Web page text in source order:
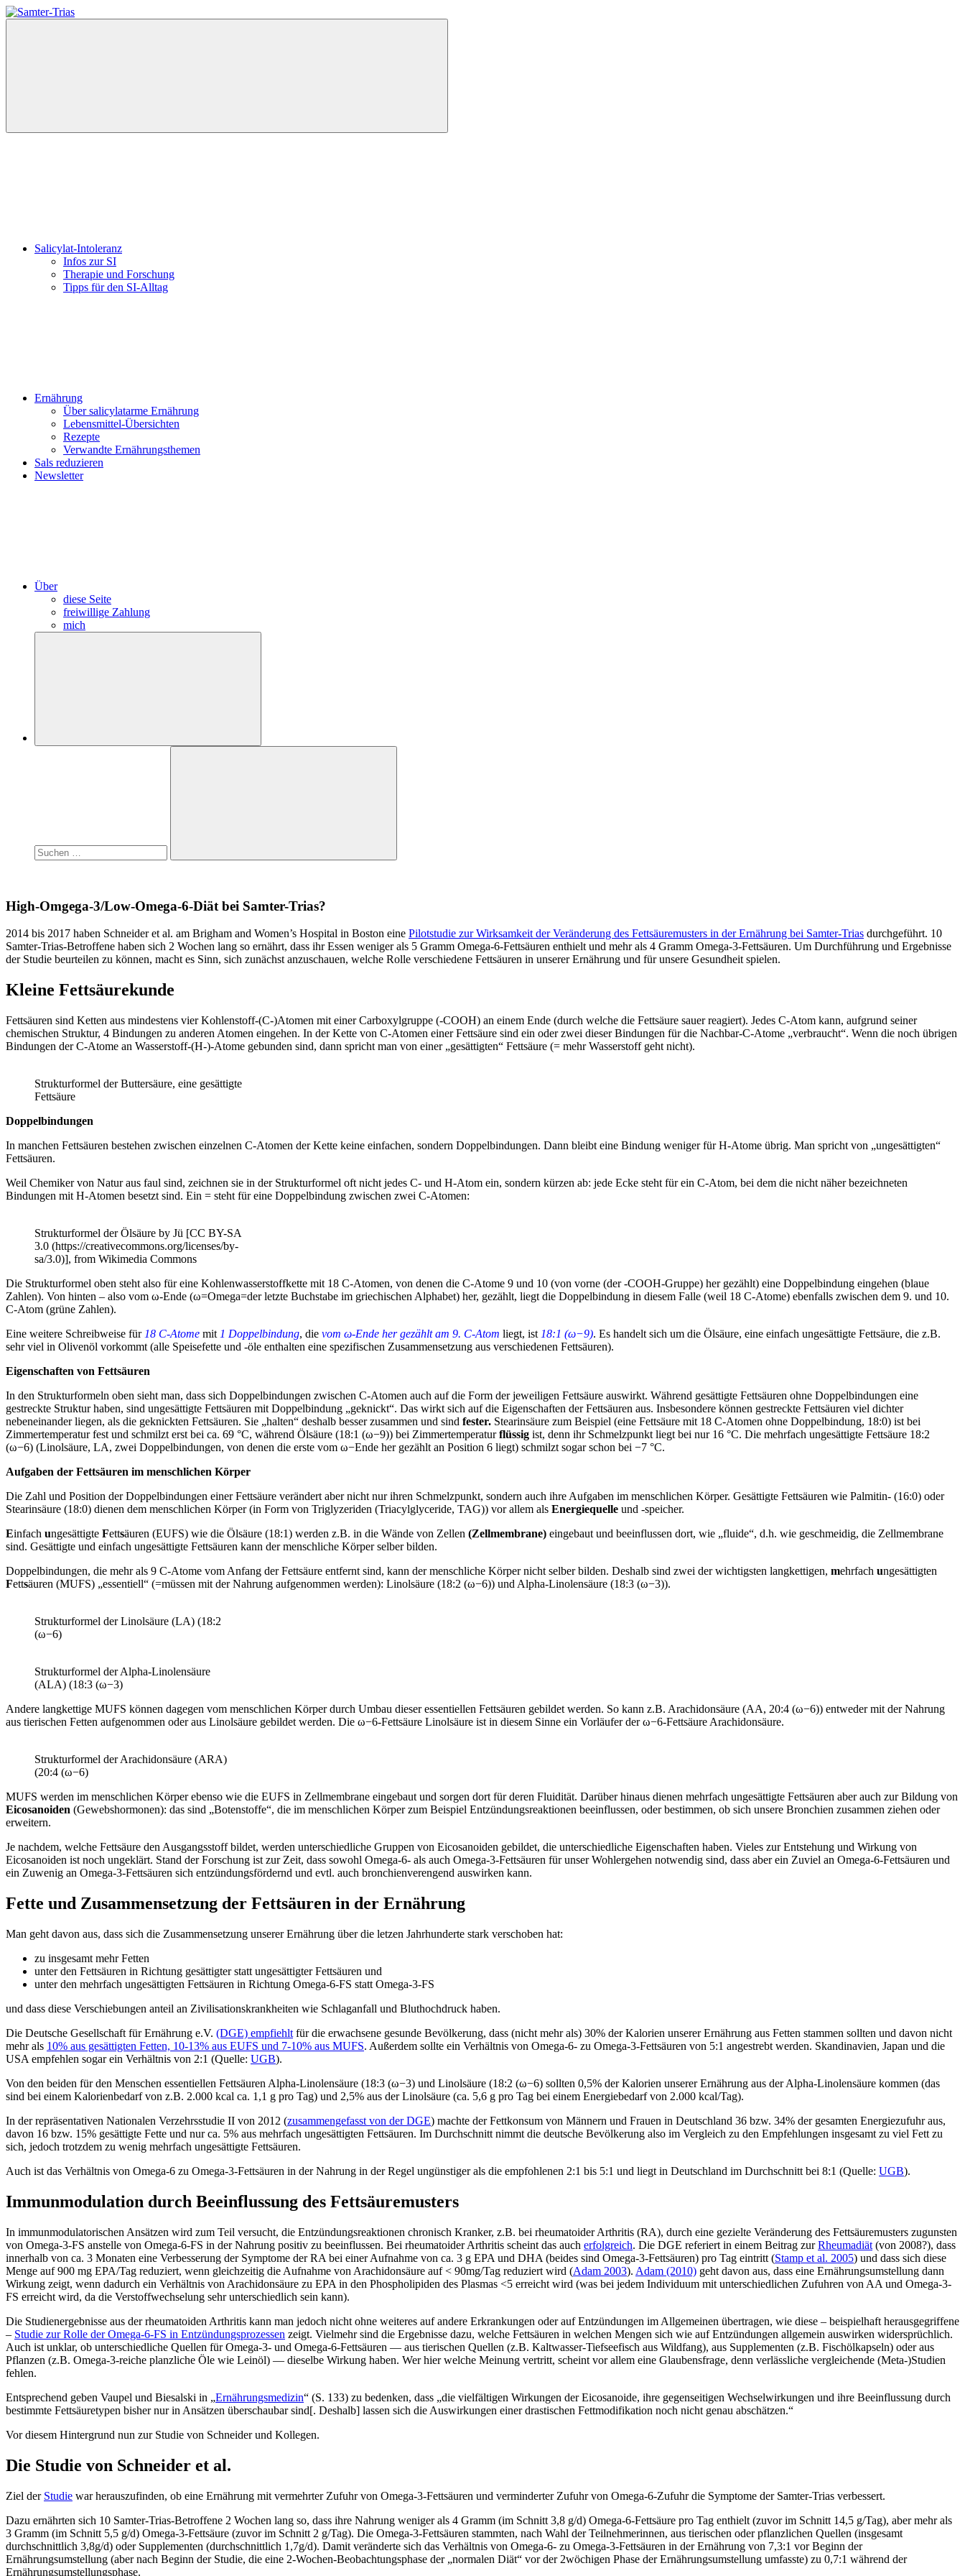
Zum
Inhalt
Menü
Salicylat-Intoleranz
Infos zur SI
Therapie und Forschung
Tipps für den SI-Alltag
Ernährung
Über salicylatarme Ernährung
Lebensmittel-Übersichten
Rezepte
Verwandte Ernährungsthemen
Sals reduzieren
Newsletter
Über
diese Seite
freiwillige Zahlung
mich
Suchen
High-Omgega-3/Low-Omega-6-Diät bei Samter-Trias?
2014 bis 2017 haben Schneider et al. am Brigham and Women’s Hospital in Boston eine Pilotstudie zur Wirksamkeit der Veränderung des Fettsäuremusters in der Ernährung bei Samter-Trias durchgeführt. 10
Samter-Trias-Betroffene haben sich 2 Wochen lang so ernährt, dass ihr Essen weniger als 5 Gramm Omega-6-Fettsäuren enthielt und mehr als 4 Gramm Omega-3-Fettsäuren. Um Durchführung und Ergebnisse
der Studie beurteilen zu können, macht es Sinn, sich zunächst anzuschauen, welche Rolle verschiedene Fettsäuren in unserer Ernährung und für unsere Gesundheit spielen.
Kleine Fettsäurekunde
Fettsäuren sind Ketten aus mindestens vier Kohlenstoff-(C-)Atomen mit einer Carboxylgruppe (-COOH) an einem Ende (durch welche die Fettsäure sauer reagiert). Jedes C-Atom kann, aufgrund seiner
chemischen Struktur, 4 Bindungen zu anderen Atomen eingehen. In der Kette von C-Atomen einer Fettsäure sind ein oder zwei dieser Bindungen für die Nachbar-C-Atome „verbraucht“. Wenn die noch übrigen
Bindungen der C-Atome an Wasserstoff-(H-)-Atome gebunden sind, dann spricht man von einer „gesättigten“ Fettsäure (= mehr Wasserstoff geht nicht).
Strukturformel der Buttersäure, eine gesättigte
Fettsäure
Doppelbindungen
In manchen Fettsäuren bestehen zwischen einzelnen C-Atomen der Kette keine einfachen, sondern Doppelbindungen. Dann bleibt eine Bindung weniger für H-Atome übrig. Man spricht von „ungesättigten“
Fettsäuren.
Weil Chemiker von Natur aus faul sind, zeichnen sie in der Strukturformel oft nicht jedes C- und H-Atom ein, sondern kürzen ab: jede Ecke steht für ein C-Atom, bei dem die nicht näher bezeichneten
Bindungen mit H-Atomen besetzt sind. Ein = steht für eine Doppelbindung zwischen zwei C-Atomen:
Strukturformel der Ölsäure by Jü [CC BY-SA
3.0 (https://creativecommons.org/licenses/by-
sa/3.0)], from Wikimedia Commons
Die Strukturformel oben steht also für eine Kohlenwasserstoffkette mit 18 C-Atomen, von denen die C-Atome 9 und 10 (von vorne (der -COOH-Gruppe) her gezählt) eine Doppelbindung eingehen (blaue
Zahlen). Von hinten – also vom ω-Ende (ω=Omega=der letzte Buchstabe im griechischen Alphabet) her, gezählt, liegt die Doppelbindung in diesem Falle (weil 18 C-Atome) ebenfalls zwischen dem 9. und 10.
C-Atom (grüne Zahlen).
Eine weitere Schreibweise für 18 C-Atome mit 1 Doppelbindung, die vom ω-Ende her gezählt am 9. C-Atom liegt, ist 18:1 (ω−9). Es handelt sich um die Ölsäure, eine einfach ungesättigte Fettsäure, die z.B.
sehr viel in Olivenöl vorkommt (alle Speisefette und -öle enthalten eine spezifischen Zusammensetzung aus verschiedenen Fettsäuren).
Eigenschaften von Fettsäuren
In den Strukturformeln oben sieht man, dass sich Doppelbindungen zwischen C-Atomen auch auf die Form der jeweiligen Fettsäure auswirkt. Während gesättigte Fettsäuren ohne Doppelbindungen eine
gestreckte Struktur haben, sind ungesättigte Fettsäuren mit Doppelbindung „geknickt“. Das wirkt sich auf die Eigenschaften der Fettsäuren aus. Insbesondere können gestreckte Fettsäuren viel dichter
nebeneinander liegen, als die geknickten Fettsäuren. Sie „halten“ deshalb besser zusammen und sind fester. Stearinsäure zum Beispiel (eine Fettsäure mit 18 C-Atomen ohne Doppelbindung, 18:0) ist bei
Zimmertemperatur fest und schmilzt erst bei ca. 69 °C, während Ölsäure (18:1 (ω−9)) bei Zimmertemperaturflüssig ist, denn ihr Schmelzpunkt liegt bei nur 16 °C. Die mehrfach ungesättigte Fettsäure 18:2
(ω−6) (Linolsäure, LA, zwei Doppelbindungen, von denen die erste vom ω−Ende her gezählt an Position 6 liegt) schmilzt sogar schon bei −7 °C.
Aufgaben der Fettsäuren im menschlichen Körper
Die Zahl und Position der Doppelbindungen einer Fettsäure verändert aber nicht nur ihren Schmelzpunkt, sondern auch ihre Aufgaben im menschlichen Körper. Gesättigte Fettsäuren wie Palmitin- (16:0) oder
Stearinsäure (18:0) dienen dem menschlichen Körper (in Form von Triglyzeriden (Triacylglyceride, TAG)) vor allem als Energiequelle und -speicher.
Einfach ungesättigte Fettsäuren (EUFS) wie die Ölsäure (18:1) werden z.B. in die Wände von Zellen (Zellmembrane) eingebaut und beeinflussen dort, wie „fluide“, d.h. wie geschmeidig, die Zellmembrane
sind. Gesättigte und einfach ungesättigte Fettsäuren kann der menschliche Körper selber bilden.
Doppelbindungen, die mehr als 9 C-Atome vom Anfang der Fettsäure entfernt sind, kann der menschliche Körper nicht selber bilden. Deshalb sind zwei der wichtigsten langkettigen, mehrfach ungesättigten
Fettsäuren (MUFS) „essentiell“ (=müssen mit der Nahrung aufgenommen werden): Linolsäure (18:2 (ω−6)) und Alpha-Linolensäure (18:3 (ω−3)).
Strukturformel der Linolsäure (LA) (18:2
(ω−6)
Strukturformel der Alpha-Linolensäure
(ALA) (18:3 (ω−3)
Andere langkettige MUFS können dagegen vom menschlichen Körper durch Umbau dieser essentiellen Fettsäuren gebildet werden. So kann z.B. Arachidonsäure (AA, 20:4 (ω−6)) entweder mit der Nahrung
aus tierischen Fetten aufgenommen oder aus Linolsäure gebildet werden. Die ω−6-Fettsäure Linolsäure ist in diesem Sinne ein Vorläufer der ω−6-Fettsäure Arachidonsäure.
Strukturformel der Arachidonsäure (ARA)
(20:4 (ω−6)
MUFS werden im menschlichen Körper ebenso wie die EUFS in Zellmembrane eingebaut und sorgen dort für deren Fluidität. Darüber hinaus dienen mehrfach ungesättigte Fettsäuren aber auch zur Bildung von
Eicosanoiden (Gewebshormonen): das sind „Botenstoffe“, die im menschlichen Körper zum Beispiel Entzündungsreaktionen beeinflussen, oder bestimmen, ob sich unsere Bronchien zusammen ziehen oder
erweitern.
Je nachdem, welche Fettsäure den Ausgangsstoff bildet, werden unterschiedliche Gruppen von Eicosanoiden gebildet, die unterschiedliche Eigenschaften haben. Vieles zur Entstehung und Wirkung von
Eicosanoiden ist noch ungeklärt. Stand der Forschung ist zur Zeit, dass sowohl Omega-6- als auch Omega-3-Fettsäuren für unser Wohlergehen notwendig sind, dass aber ein Zuviel an Omega-6-Fettsäuren und
ein Zuwenig an Omega-3-Fettsäuren sich entzündungsfördernd und evtl. auch bronchienverengend auswirken kann.
Fette und Zusammensetzung der Fettsäuren in der Ernährung
Man geht davon aus, dass sich die Zusammensetzung unserer Ernährung über die letzen Jahrhunderte stark verschoben hat:
zu insgesamt mehr Fetten
unter den Fettsäuren in Richtung gesättigter statt ungesättigter Fettsäuren und
unter den mehrfach ungesättigten Fettsäuren in Richtung Omega-6-FS statt Omega-3-FS
und dass diese Verschiebungen anteil an Zivilisationskrankheiten wie Schlaganfall und Bluthochdruck haben.
Die Deutsche Gesellschaft für Ernährung e.V. (DGE) empfiehlt für die erwachsene gesunde Bevölkerung, dass (nicht mehr als) 30% der Kalorien unserer Ernährung aus Fetten stammen sollten und davon nicht
mehr als 10% aus gesättigten Fetten, 10-13% aus EUFS und 7-10% aus MUFS. Außerdem sollte ein Verhältnis von Omega-6- zu Omega-3-Fettsäuren von 5:1 angestrebt werden. Skandinavien, Japan und die
USA empfehlen sogar ein Verhältnis von 2:1 (Quelle: UGB).
Von den beiden für den Menschen essentiellen Fettsäuren Alpha-Linolensäure (18:3 (ω−3) und Linolsäure (18:2 (ω−6) sollten 0,5% der Kalorien unserer Ernährung aus der Alpha-Linolensäure kommen (das
sind bei einem Kalorienbedarf von z.B. 2.000 kcal ca. 1,1 g pro Tag) und 2,5% aus der Linolsäure (ca. 5,6 g pro Tag bei einem Energiebedarf von 2.000 kcal/Tag).
In der repräsentativen Nationalen Verzehrsstudie II von 2012 (zusammengefasst von der DGE) machte der Fettkonsum von Männern und Frauen in Deutschland 36 bzw. 34% der gesamten Energiezufuhr aus,
davon 16 bzw. 15% gesättigte Fette und nur ca. 5% aus mehrfach ungesättigten Fettsäuren. Im Durchschnitt nimmt die deutsche Bevölkerung also im Vergleich zu den Empfehlungen insgesamt zu viel Fett zu
sich, jedoch trotzdem zu wenig mehrfach ungesättigte Fettsäuren.
Auch ist das Verhältnis von Omega-6 zu Omega-3-Fettsäuren in der Nahrung in der Regel ungünstiger als die empfohlenen 2:1 bis 5:1 und liegt in Deutschland im Durchschnitt bei 8:1 (Quelle: UGB).
Immunmodulation durch Beeinflussung des Fettsäuremusters
In immunmodulatorischen Ansätzen wird zum Teil versucht, die Entzündungsreaktionen chronisch Kranker, z.B. bei rheumatoider Arthritis (RA), durch eine gezielte Veränderung des Fettsäuremusters zugunsten
von Omega-3-FS anstelle von Omega-6-FS in der Nahrung positiv zu beeinflussen. Bei rheumatoider Arthritis scheint das auch erfolgreich. Die DGE referiert in einem Beitrag zurRheumadiät (von 2008?), dass
innerhalb von ca. 3 Monaten eine Verbesserung der Symptome der RA bei einer Aufnahme von ca. 3 g EPA und DHA (beides sind Omega-3-Fettsäuren) pro Tag eintritt (Stamp et al. 2005) und dass sich diese
Menge auf 900 mg EPA/Tag reduziert, wenn gleichzeitig die Aufnahme von Arachidonsäure auf < 90mg/Tag reduziert wird (Adam 2003). Adam (2010) geht davon aus, dass eine Ernährungsumstellung dann
Wirkung zeigt, wenn dadurch ein Verhältnis von Arachidonsäure zu EPA in den Phospholipiden des Plasmas <5 erreicht wird (was bei jedem Individuum mit unterschiedlichen Zufuhren von AA und Omega-3-
FS erreicht wird, da die Verstoffwechselung sehr unterschiedlich sein kann).
Die Studienergebnisse aus der rheumatoiden Arthritis kann man jedoch nicht ohne weiteres auf andere Erkrankungen oder auf Entzündungen im Allgemeinen übertragen, wie diese – beispielhaft herausgegriffene
– Studie zur Rolle der Omega-6-FS in Entzündungsprozessen zeigt. Vielmehr sind die Ergebnisse dazu, welche Fettsäuren in welchen Mengen sich wie auf Entzündungen allgemein auswirken widersprüchlich.
Auch ist unklar, ob unterschiedliche Quellen für Omega-3- und Omega-6-Fettsäuren — aus tierischen Quellen (z.B. Kaltwasser-Tiefseefisch aus Wildfang), aus Supplementen (z.B. Fischölkapseln) oder aus
Pflanzen (z.B. Omega-3-reiche planzliche Öle wie Leinöl) — dieselbe Wirkung haben. Wer hier welche Meinung vertritt, scheint vor allem eine Glaubensfrage, denn verlässliche vergleichende (Meta-)Studien
fehlen.
Entsprechend geben Vaupel und Biesalski in „Ernährungsmedizin“ (S. 133) zu bedenken, dass „die vielfältigen Wirkungen der Eicosanoide, ihre gegenseitigen Wechselwirkungen und ihre Beeinflussung durch
bestimmte Fettsäuretypen bisher nur in Ansätzen überschaubar sind[. Deshalb] lassen sich die Auswirkungen einer drastischen Fettmodifikation noch nicht genau abschätzen.“
Vor diesem Hintergrund nun zur Studie von Schneider und Kollegen.
Die Studie von Schneider et al.
Ziel der Studie war herauszufinden, ob eine Ernährung mit vermehrter Zufuhr von Omega-3-Fettsäuren und verminderter Zufuhr von Omega-6-Zufuhr die Symptome der Samter-Trias verbessert.
Dazu ernährten sich 10 Samter-Trias-Betroffene 2 Wochen lang so, dass ihre Nahrung weniger als 4 Gramm (im Schnitt 3,8 g/d) Omega-6-Fettsäure pro Tag enthielt (zuvor im Schnitt 14,5 g/Tag), aber mehr als
3 Gramm (im Schnitt 5,5 g/d) Omega-3-Fettsäure (zuvor im Schnitt 2 g/Tag). Die Omega-3-Fettsäuren stammten, nach Wahl der Teilnehmerinnen, aus tierischen oder pflanzlichen Quellen (insgesamt
durchschnittlich 3,8g/d) oder Supplementen (durchschnittlich 1,7g/d). Damit veränderte sich das Verhältnis von Omega-6- zu Omega-3-Fettsäuren in der Ernährung von 7,3:1 vor Beginn der
Ernährungsumstellung (aber nach Beginn der Studie, die eine 2-Wochen-Beobachtungsphase der „normalen Diät“ vor der 2wöchigen Phase der Ernährungsumstellung umfasste) zu 0,7:1 während der
Ernährungsumstellungsphase.